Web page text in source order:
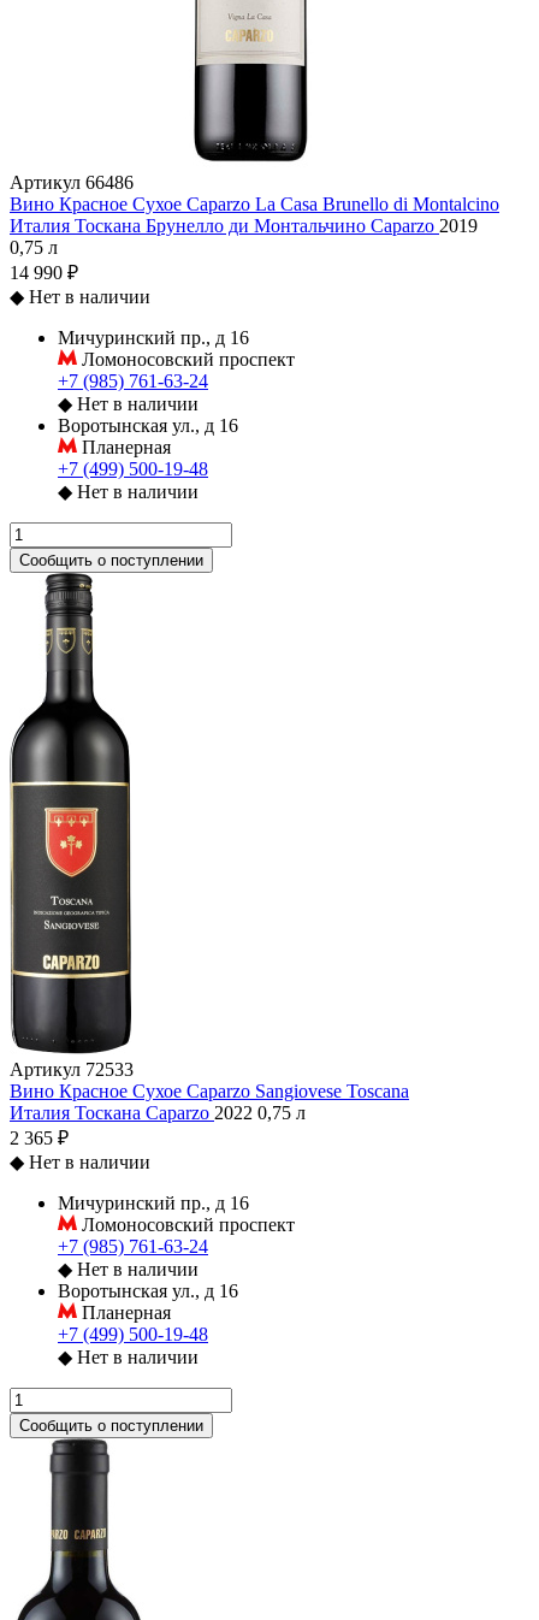
Артикул 66486
Вино Красное Сухое Caparzo La Casa Brunello di Montalcino
Италия Тоскана Брунелло ди Монтальчино Caparzo 2019
0,75 л
14 990 ₽
◆ Нет в наличии
Мичуринский пр., д 16
Ломоносовский проспект
+7 (985) 761-63-24
◆ Нет в наличии
Воротынская ул., д 16
Планерная
+7 (499) 500-19-48
◆ Нет в наличии
Сообщить о поступлении
Артикул 72533
Вино Красное Сухое Caparzo Sangiovese Toscana
Италия Тоскана Caparzo 2022 0,75 л
2 365 ₽
◆ Нет в наличии
Мичуринский пр., д 16
Ломоносовский проспект
+7 (985) 761-63-24
◆ Нет в наличии
Воротынская ул., д 16
Планерная
+7 (499) 500-19-48
◆ Нет в наличии
Сообщить о поступлении